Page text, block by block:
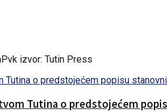
izvor: Tutin Press
Tutina o predstojećem